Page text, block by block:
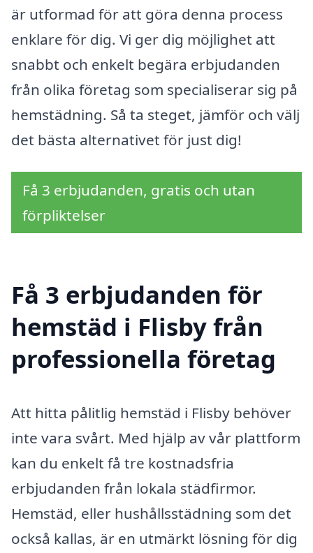
är utformad för att göra denna process
enklare för dig. Vi ger dig möjlighet att
snabbt och enkelt begära erbjudanden
från olika företag som specialiserar sig på
hemstädning. Så ta steget, jämför och välj
det bästa alternativet för just dig!
Få 3 erbjudanden, gratis och utan
förpliktelser
Få 3 erbjudanden för
hemstäd i Flisby från
professionella företag
Att hitta pålitlig hemstäd i Flisby behöver
inte vara svårt. Med hjälp av vår plattform
kan du enkelt få tre kostnadsfria
erbjudanden från lokala städfirmor.
Hemstäd, eller hushållsstädning som det
också kallas, är en utmärkt lösning för dig